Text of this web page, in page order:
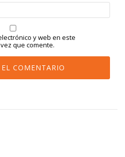
y web en este
que comente.